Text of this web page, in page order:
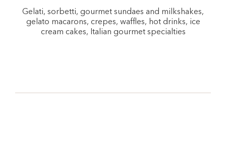
Gelati, sorbetti, gourmet sundaes and milkshakes,
gelato macarons, crepes, waffles, hot drinks, ice
cream cakes, Italian gourmet specialties